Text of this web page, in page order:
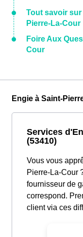
Tout savoir
Pierre-La-Cour
Foire Aux
Cour
Engie à Saint-
Services
(53410)
Vous vous
Pierre-La-Cour
fournisseur de
correspond.
client via ces